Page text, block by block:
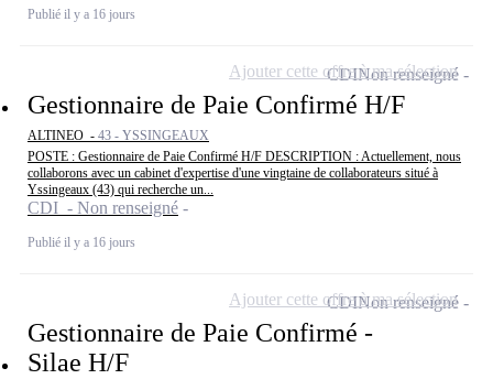
Publié il y a 16 jours
Gestionnaire de Paie Confirmé H/F
ALTINEO - 43 - YSSINGEAUX
POSTE : Gestionnaire de Paie Confirmé H/F DESCRIPTION : Actuellement, nous
collaborons avec un cabinet d'expertise d'une vingtaine de collaborateurs situé à
Yssingeaux (43) qui recherche un...
CDI - Non renseigné
Publié il y a 16 jours
CDINon renseigné
Ajouter cette offre à ma sélection
Gestionnaire de Paie Confirmé -
Silae H/F
CDINon renseigné
Ajouter cette offre à ma sélection